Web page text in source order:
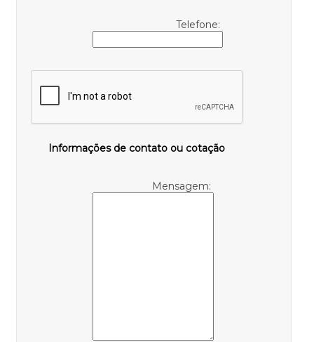
Telefone:
Informações de contato ou cotação
Mensagem: